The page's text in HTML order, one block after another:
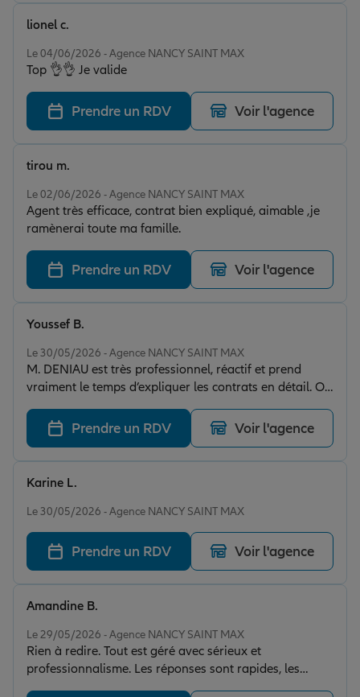
Le 04/06/2026 - Agence NANCY SAINT MAX
Top 👌👌 Je valide
lionel c.
Prendre un RDV Voir l'agence
Le 02/06/2026 - Agence NANCY SAINT MAX
Agent très efficace, contrat bien expliqué, aimable ,je
ramènerai toute ma famille.
tirou m.
Prendre un RDV Voir l'agence
Le 30/05/2026 - Agence NANCY SAINT MAX
M. DENIAU est très professionnel, réactif et prend
vraiment le temps d’expliquer les contrats en détail. On
se sent accompagné et écouté, ce qui est rare
aujourd’hui... Je recommande sans hésiter !
Youssef B.
Prendre un RDV Voir l'agence
Le 30/05/2026 - Agence NANCY SAINT MAX
Karine L.
Prendre un RDV Voir l'agence
Le 29/05/2026 - Agence NANCY SAINT MAX
Rien à redire. Tout est géré avec sérieux et
professionnalisme. Les réponses sont rapides, les
explications claires et le suivi au top ! Très rassurant
Amandine B.